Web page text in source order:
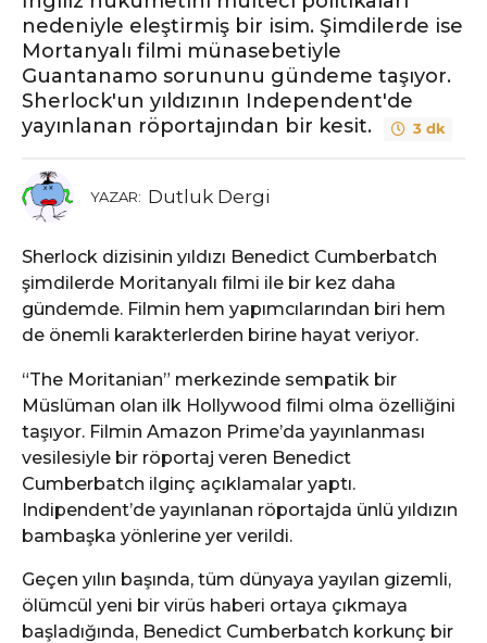
l
ö
n
c
e
nedeniyle eleştirmiş bir isim. Şimdilerde ise
Mortanyalı filmi münasebetiyle
Guantanamo sorununu gündeme taşıyor.
Sherlock'un yıldızının Independent'de
yayınlanan röportajından bir kesit.
3 dk
YAZAR: Dutluk Dergi
Sherlock dizisinin yıldızı Benedict Cumberbatch
şimdilerde Moritanyalı filmi ile bir kez daha
gündemde. Filmin hem yapımcılarından biri hem
de önemli karakterlerden birine hayat veriyor.
“The Moritanian” merkezinde sempatik bir
Müslüman olan ilk Hollywood filmi olma özelliğini
taşıyor. Filmin Amazon Prime’da yayınlanması
vesilesiyle bir röportaj veren Benedict
Cumberbatch ilginç açıklamalar yaptı.
Indipendent’de yayınlanan röportajda ünlü yıldızın
bambaşka yönlerine yer verildi.
Geçen yılın başında, tüm dünyaya yayılan gizemli,
ölümcül yeni bir virüs haberi ortaya çıkmaya
başladığında, Benedict Cumberbatch korkunç bir